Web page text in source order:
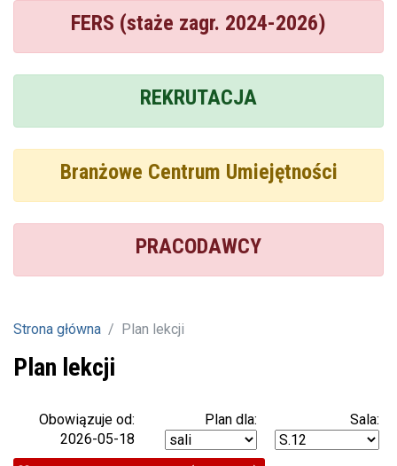
FERS (staże zagr. 2024-2026)
REKRUTACJA
Branżowe Centrum Umiejętności
PRACODAWCY
Strona główna Plan lekcji
Plan lekcji
Obowiązuje od:
2026-05-18
Plan dla: Sala: